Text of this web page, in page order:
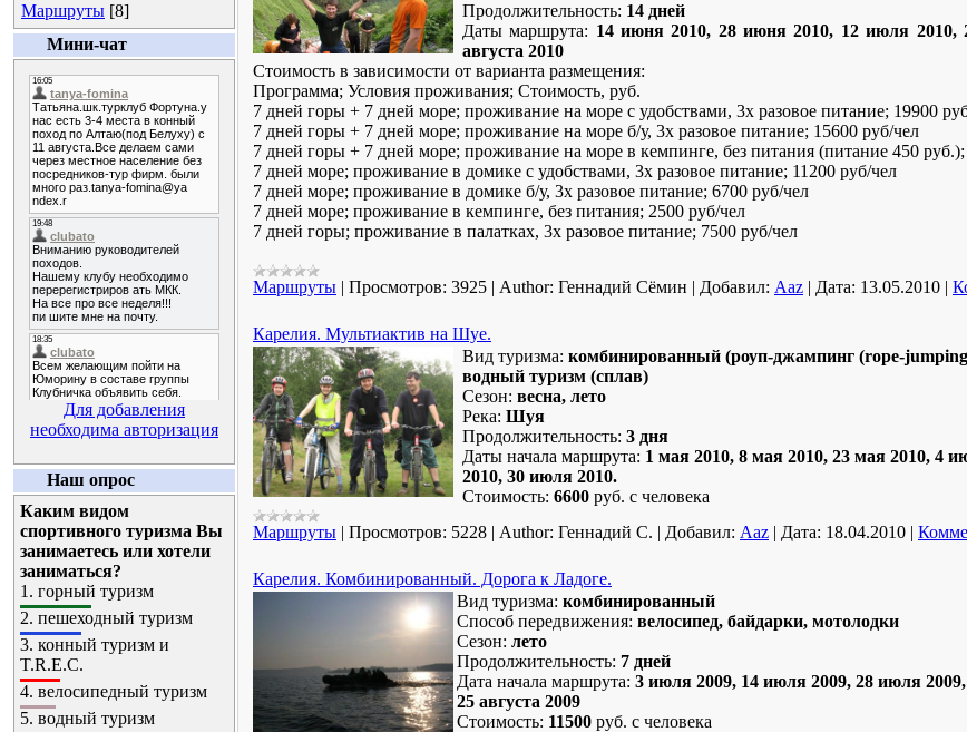
Маршруты [8]
Мини-чат
Для добавления
необходима авторизация
Наш опрос
Каким видом
спортивного туризма Вы
занимаетесь или хотели
заниматься?
1. горный туризм
2. пешеходный туризм
3. конный туризм и
T.R.E.C.
4. велосипедный туризм
5. водный туризм
Продолжительность: 14 дней
Даты маршрута: 14 июня 2010, 28 июня 2010, 12 июля 2010,
августа 2010
Стоимость в зависимости от варианта размещения:
Программа; Условия проживания; Стоимость, руб.
7 дней горы + 7 дней море; проживание на море с удобствами, 3х разовое питание; 19900
7 дней горы + 7 дней море; проживание на море б/у, 3х разовое питание; 15600 руб/чел
7 дней горы + 7 дней море; проживание на море в кемпинге, без питания (питание 450 руб.);
7 дней море; проживание в домике с удобствами, 3х разовое питание; 11200 руб/чел
7 дней море; проживание в домике б/у, 3х разовое питание; 6700 руб/чел
7 дней море; проживание в кемпинге, без питания; 2500 руб/чел
7 дней горы; проживание в палатках, 3х разовое питание; 7500 руб/чел
Маршруты | Просмотров: 3925 | Author: Геннадий Сёмин | Добавил: Aaz | Дата: 13.05.2010 |
Карелия. Мультиактив на Шуе.
Вид туризма: комбинированный (роуп-джампинг (rope-
водный туризм (сплав)
Сезон: весна, лето
Река: Шуя
Продолжительность: 3 дня
Даты начала маршрута: 1 мая 2010, 8 мая 2010, 23 мая 2010, 4
2010, 30 июля 2010.
Стоимость: 6600 руб. с человека
Маршруты | Просмотров: 5228 | Author: Геннадий С. | Добавил: Aaz | Дата: 18.04.2010 |
Карелия. Комбинированный. Дорога к Ладоге.
Вид туризма: комбинированный
Способ передвижения: велосипед, байдарки, мотолодки
Сезон: лето
Продолжительность: 7 дней
Дата начала маршрута: 3 июля 2009, 14 июля 2009, 28 июля 2009,
25 августа 2009
Стоимость: 11500 руб. с человека